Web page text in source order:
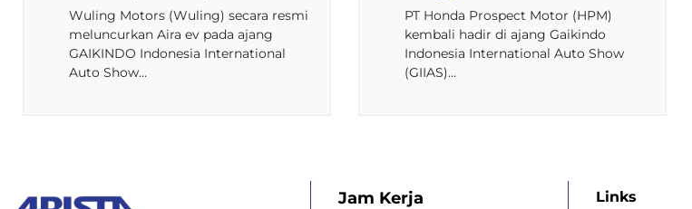
Wuling Motors (Wuling) secara resmi
meluncurkan Aira ev pada ajang
GAIKINDO Indonesia International
Auto Show…
PT Honda Prospect Motor (HPM)
kembali hadir di ajang Gaikindo
Indonesia International Auto Show
(GIIAS)…
Jam Kerja
Links